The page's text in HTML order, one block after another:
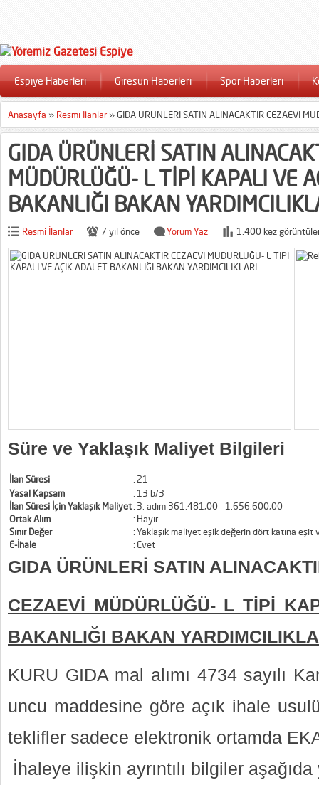
Espiye Haberleri Giresun Haberleri Spor Haberleri
Anasayfa » Resmi İlanlar »GIDA ÜRÜNLERİ SATIN ALINACAKTIR CEZAEVİ
GIDA ÜRÜNLERİ SATIN
MÜDÜRLÜĞÜ- L TİPİ KAPALI VE
BAKANLIĞI BAKAN
Resmi İlanlar 7 yıl önce Yorum Yaz 1.400 kez
Süre ve Yaklaşık Maliyet Bilgileri
İlan Süresi : 21
Yasal Kapsam
: 13 b/3
İlan Süresi İçin Yaklaşık Maliyet: 3. adım 361.481,00 – 1.656.600,00
Ortak Alım
: Hayır
Sınır Değer
:Yaklaşık maliyet eşik değerin dört katına eşit
E-İhale
: Evet
GIDA ÜRÜNLERİ SATIN
CEZAEVİ MÜDÜRLÜĞÜ- L TİPİ
BAKANLIĞI BAKAN
KURU GIDA mal alımı 4734 sayılı
uncu maddesine göre açık ihale
teklifler sadece elektronik ortamda
İhaleye ilişkin ayrıntılı bilgiler